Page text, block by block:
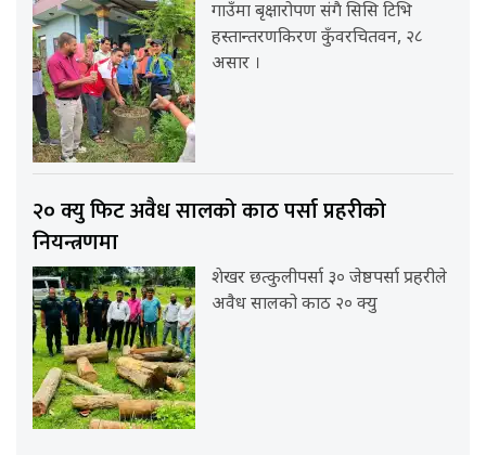
गाउँमा बृक्षारोपण संगै सिसि टिभि
हस्तान्तरणकिरण कुँवरचितवन, २८
असार ।
२० क्यु फिट अवैध सालको काठ पर्सा प्रहरीको
नियन्त्रणमा
शेखर छत्कुलीपर्सा ३० जेष्ठपर्सा प्रहरीले
अवैध सालको काठ २० क्यु